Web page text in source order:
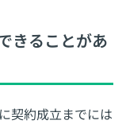
きることがあ
契約成立までには